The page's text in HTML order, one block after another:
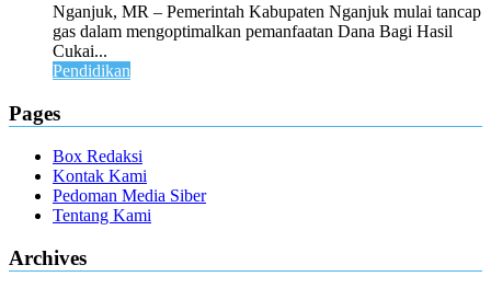
Nganjuk, MR – Pemerintah Kabupaten Nganjuk mulai tancap
gas dalam mengoptimalkan pemanfaatan Dana Bagi Hasil
Cukai...
Pendidikan
Pages
Box Redaksi
Kontak Kami
Pedoman Media Siber
Tentang Kami
Archives